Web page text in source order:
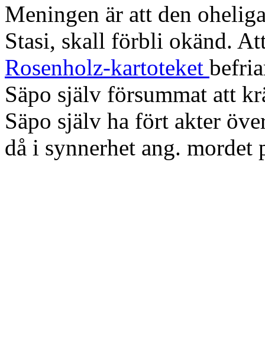
Meningen är att den
Stasi, skall förbli okänd.
Rosenholz-kartoteket
Säpo själv försummat att
Säpo själv ha fört akter
då i synnerhet ang. mordet